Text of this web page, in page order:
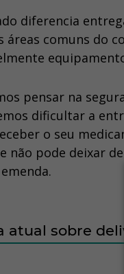
diferencia
áreas comuns do
pensar na
dificultar a
o seu
não pode deixar
atual sobre